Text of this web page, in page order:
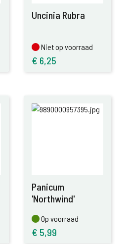
Uncinia Rubra
Niet op voorraad
Niet op voorraad
€ 6,25
Panicum
'Northwind'
Op voorraad
Op voorraad
€ 5,99